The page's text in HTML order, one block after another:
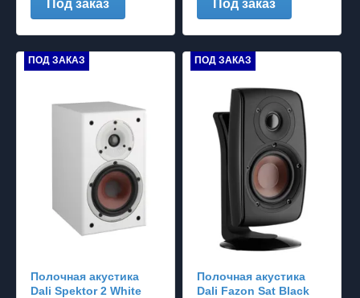
Под заказ Под заказ
ПОД ЗАКАЗ
Полочная акустика
Dali Spektor 2 White
ПОД ЗАКАЗ
Полочная акустика
Dali Fazon Sat Black